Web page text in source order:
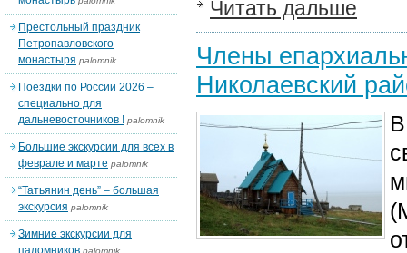
Читать дальше
Члены
Николаевский
Престольный праздник
Петропавловского
монастыря palomnik
Поездки по России 2026 –
специально для
дальневосточников ! palomnik
Большие экскурсии для всех в
феврале и марте palomnik
“Татьянин день” – большая
экскурсия palomnik
Зимние экскурсии для
паломников palomnik